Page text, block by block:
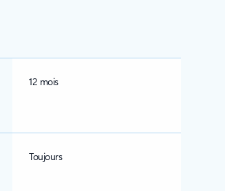
12 mois
Toujours